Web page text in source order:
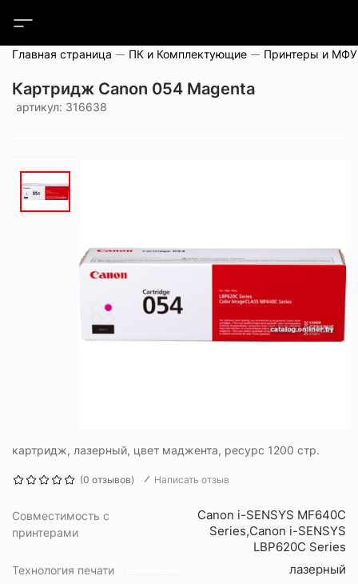
Главная страница ПК и Комплектующие Принтеры и МФУ
Картридж Canon 054 Magenta
артикул: 316638
картридж, лазерный, цвет маджента, ресурс 1200 стр.
(0 отзывов) Написать отзыв
Совместимость с
принтерами
Canon i-SENSYS MF640C
Series,Canon i-SENSYS
LBP620C Series
Технология печати лазерный